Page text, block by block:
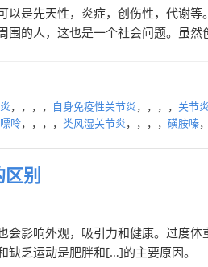
以是先天性，炎症，创伤性，代谢
围的人，这也是一个社会问题。虽
，，，， 自身免疫性关节炎，，，， 关节
嘌呤，，，， 类风湿关节炎，，，， 磺胺嗪
区别
会影响外观，吸引力和健康。过度
缺乏运动是肥胖和[…]的主要原因。